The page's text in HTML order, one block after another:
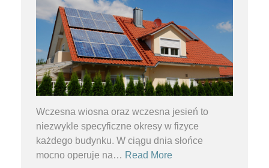
Wczesna wiosna oraz wczesna jesień to
niezwykle specyficzne okresy w fizyce
każdego budynku. W ciągu dnia słońce
mocno operuje na… Read More